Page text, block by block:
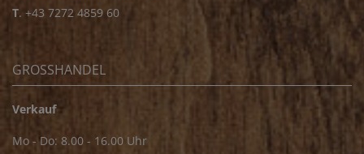
T. +43 7272 4859 60
GROSSHANDEL
Verkauf
Mo - Do: 8.00 - 16.00 Uhr